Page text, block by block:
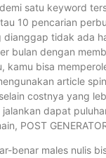
satu keyword
10 pencarian
tidak ada
bulan dengan
kamu bisa
article
selain costnya yang
dapat
POST
benar males nulis